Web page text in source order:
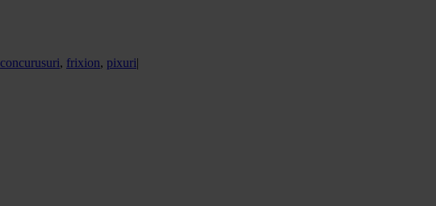
concurusuri, frixion, pixuri|